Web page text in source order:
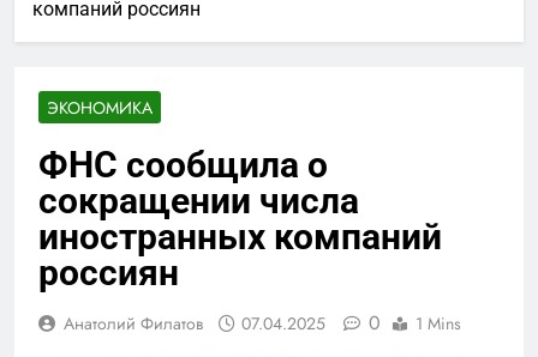
компаний россиян
ЭКОНОМИКА
ФНС сообщила о
сокращении числа
иностранных компаний
россиян
Анатолий Филатов 07.04.2025 0 1 Mins